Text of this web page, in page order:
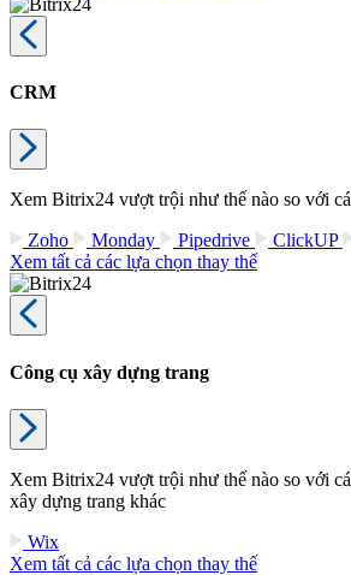
CRM
Xem Bitrix24 vượt trội như thế nào so với
Zoho
Monday Pipedrive ClickUP
Xem tất cả các lựa chọn thay thế
Công cụ xây dựng trang
Xem Bitrix24 vượt trội như thế nào so với
xây dựng trang khác
Wix
Xem tất cả các lựa chọn thay thế